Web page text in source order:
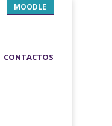
MOODLE
CONTACTOS